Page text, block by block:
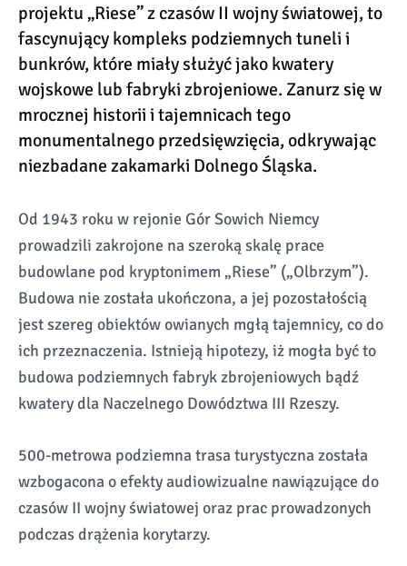
projektu „Riese” z czasów II wojny światowej, to
fascynujący kompleks podziemnych tuneli i
bunkrów, które miały służyć jako kwatery
wojskowe lub fabryki zbrojeniowe. Zanurz się w
mrocznej historii i tajemnicach tego
monumentalnego przedsięwzięcia, odkrywając
niezbadane zakamarki Dolnego Śląska.
Od 1943 roku w rejonie Gór Sowich Niemcy
prowadzili zakrojone na szeroką skalę prace
budowlane pod kryptonimem „Riese” („Olbrzym”).
Budowa nie została ukończona, a jej pozostałością
jest szereg obiektów owianych mgłą tajemnicy, co do
ich przeznaczenia. Istnieją hipotezy, iż mogła być to
budowa podziemnych fabryk zbrojeniowych bądź
kwatery dla Naczelnego Dowództwa III Rzeszy.
500-metrowa podziemna trasa turystyczna została
wzbogacona o efekty audiowizualne nawiązujące do
czasów II wojny światowej oraz prac prowadzonych
podczas drążenia korytarzy.